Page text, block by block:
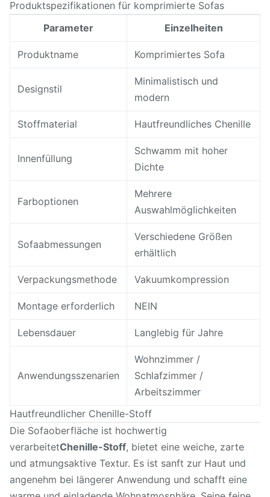
Produktspezifikationen für komprimierte Sofas
Parameter
Einzelheiten
Produktname Komprimiertes Sofa
Designstil
Minimalistisch und
modern
Stoffmaterial Hautfreundliches Chenille
Innenfüllung
Schwamm mit hoher
Dichte
Farboptionen
Mehrere
Auswahlmöglichkeiten
Sofaabmessungen
Verschiedene Größen
erhältlich
Verpackungsmethode Vakuumkompression
Montage erforderlich NEIN
Lebensdauer Langlebig für Jahre
Anwendungsszenarien
Wohnzimmer /
Schlafzimmer /
Arbeitszimmer
Hautfreundlicher Chenille-Stoff
Die Sofaoberfläche ist hochwertig
verarbeitetChenille-Stoff, bietet eine weiche, zarte
und atmungsaktive Textur. Es ist sanft zur Haut und
angenehm bei längerer Anwendung und schafft eine